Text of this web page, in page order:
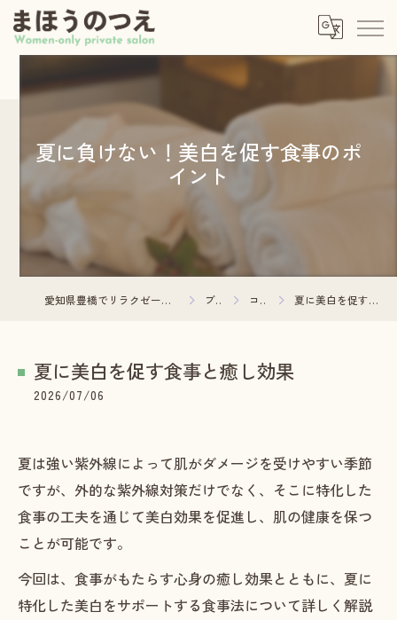
夏に負けない！美白を促す食事のポ
イント
愛知県豊橋でリラクゼーションならまほうのつえ ブログ コラム 夏に美白を促す食事と癒し効果
夏に美白を促す食事と癒し効果
2026/07/06
夏は強い紫外線によって肌がダメージを受けやすい季節
ですが、外的な紫外線対策だけでなく、そこに特化した
食事の工夫を通じて美白効果を促進し、肌の健康を保つ
ことが可能です。
今回は、食事がもたらす心身の癒し効果とともに、夏に
特化した美白をサポートする食事法について詳しく解説